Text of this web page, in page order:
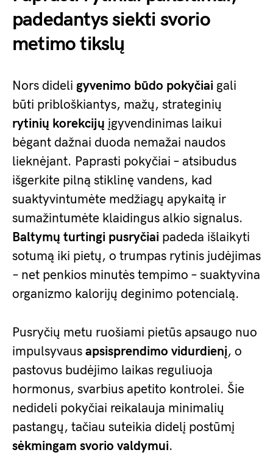
padedantys siekti svorio
metimo tikslų
Nors dideli gyvenimo būdo pokyčiai gali
būti pribloškiantys, mažų, strateginių
rytinių korekcijų įgyvendinimas laikui
bėgant dažnai duoda nemažai naudos
lieknėjant. Paprasti pokyčiai – atsibudus
išgerkite pilną stiklinę vandens, kad
suaktyvintumėte medžiagų apykaitą ir
sumažintumėte klaidingus alkio signalus.
Baltymų turtingi pusryčiai padeda išlaikyti
sotumą iki pietų, o trumpas rytinis judėjimas
– net penkios minutės tempimo – suaktyvina
organizmo kalorijų deginimo potencialą.
Pusryčių metu ruošiami pietūs apsaugo nuo
impulsyvaus apsisprendimo vidurdienį, o
pastovus budėjimo laikas reguliuoja
hormonus, svarbius apetito kontrolei. Šie
nedideli pokyčiai reikalauja minimalių
pastangų, tačiau suteikia didelį postūmį
sėkmingam svorio valdymui.